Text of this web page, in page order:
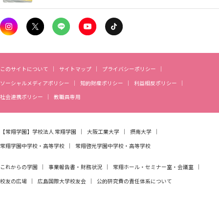
このサイトについて サイトマップ
プライバシーポリシー
ソーシャルメディアポリシー
知的財産ポリシー
利益相反ポリシー
社会連携ポリシー
教職員専用
【常翔学園】 学校法人 常翔学園 大阪工業大学
摂南大学
常翔学園中学校・高等学校
常翔啓光学園中学校・高等学校
これからの学園 事業報告書・財務状況
常翔ホール・セミナー室・会議室
校友の広場
広島国際大学校友会 公的研究費の責任体系について